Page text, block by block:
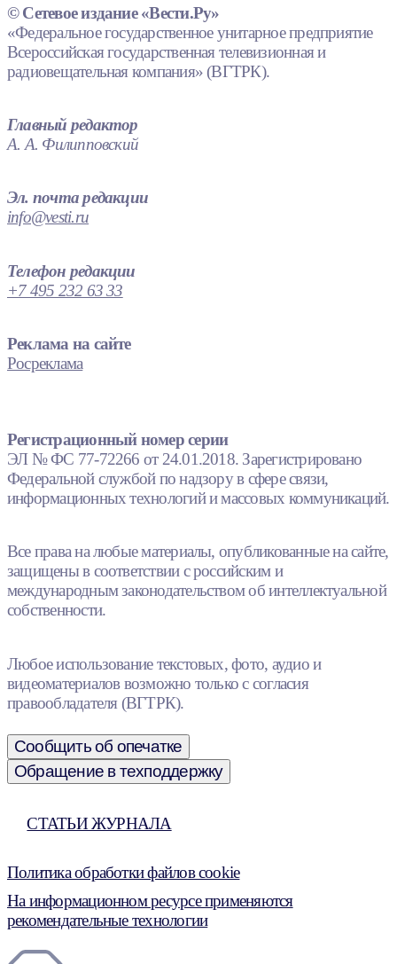
© Сетевое издание «Вести.Ру»
«Федеральное государственное унитарное предприятие
Всероссийская государственная телевизионная и
радиовещательная компания» (ВГТРК).
Главный редактор
А. А. Филипповский
Эл. почта редакции
info@vesti.ru
Телефон редакции
+7 495 232 63 33
Реклама на сайте
Росреклама
Регистрационный номер серии
ЭЛ № ФС 77-72266 от 24.01.2018. Зарегистрировано
Федеральной службой по надзору в сфере связи,
информационных технологий и массовых коммуникаций.
Все права на любые материалы, опубликованные на сайте,
защищены в соответствии с российским и
международным законодательством об интеллектуальной
собственности.
Любое использование текстовых, фото, аудио и
видеоматериалов возможно только с согласия
правообладателя (ВГТРК).
Сообщить об опечатке
Обращение в техподдержку
СТАТЬИ ЖУРНАЛА
Политика обработки файлов cookie
На информационном ресурсе применяются
рекомендательные технологии